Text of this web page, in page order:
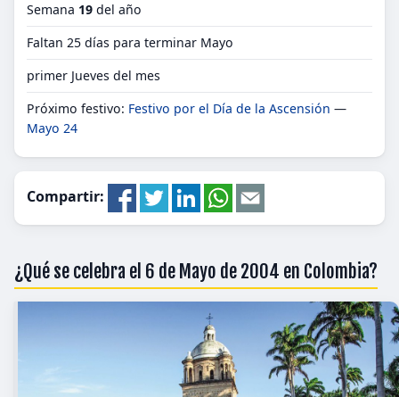
Semana 19 del año
Faltan 25 días para terminar Mayo
primer Jueves del mes
Próximo festivo: Festivo por el Día de la Ascensión —
Mayo 24
Compartir:
¿Qué se celebra el 6 de Mayo de 2004 en Colombia?